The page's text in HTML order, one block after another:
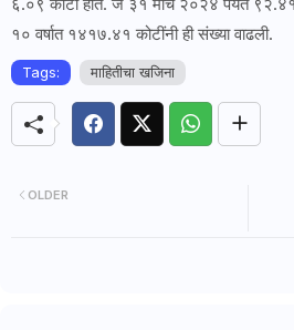
१० वर्षात १४१७.४१ कोटींनी ही संख्या वाढली.
Tags: माहितीचा खजिना
OLDER